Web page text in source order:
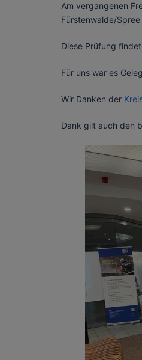
Am vergangenen
Fürstenwalde/Spree
Diese Prüfung
Für uns war es
Wir Danken der
Dank gilt auch den